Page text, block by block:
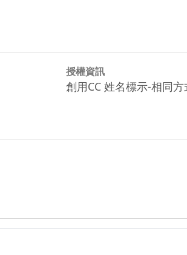
授權資訊
創用CC 姓名標示-相同